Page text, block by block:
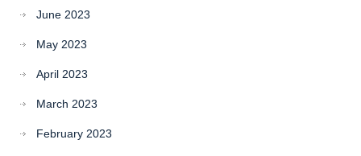
June 2023
May 2023
April 2023
March 2023
February 2023